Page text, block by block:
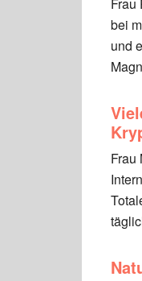
bei
und
Frau